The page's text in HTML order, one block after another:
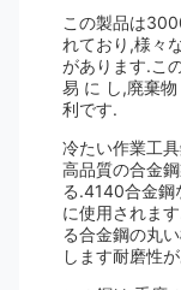
この製品は
れており,様々
があります.こ
易 に し,廃棄
利です.
冷たい作業工
高品質の合金
る.4140合金鋼
に使用されま
る合金鋼の丸
します耐磨性